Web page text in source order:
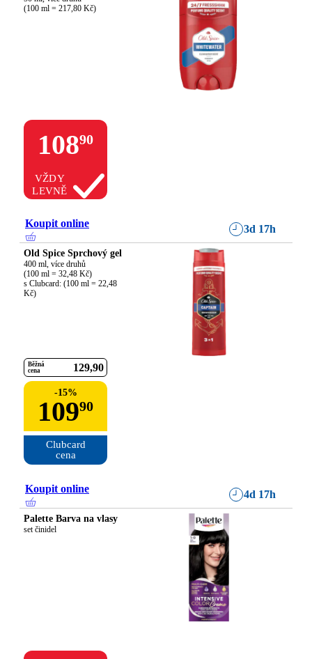
(100 ml = 217,80 Kč)
10890
VŽDY
LEVNĚ
Koupit online 3d 17h
Old Spice Sprchový gel
400 ml, více druhů
(100 ml = 32,48 Kč)
s Clubcard: (100 ml = 22,48
Kč)
Běžná
cena
129 90
-15%
10990
Clubcard
cena
Koupit online 4d 17h
Palette Barva na vlasy
set činidel